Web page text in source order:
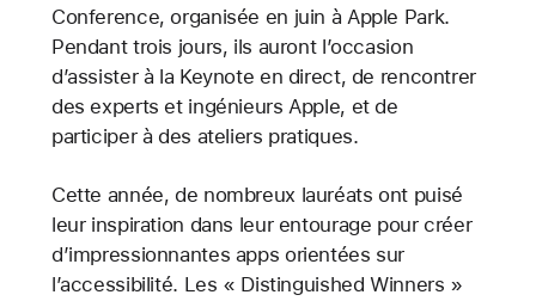
Conference, organisée en juin à Apple Park.
Pendant trois jours, ils auront l’occasion
d’assister à la Keynote en direct, de rencontrer
des experts et ingénieurs Apple, et de
participer à des ateliers pratiques.
Cette année, de nombreux lauréats ont puisé
leur inspiration dans leur entourage pour créer
d’impressionnantes apps orientées sur
l’accessibilité. Les « Distinguished Winners »